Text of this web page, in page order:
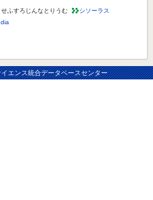
せふすろじんなとりうむ
シソーラス
エンス統合データベースセンター